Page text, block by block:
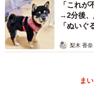
「これ
→2分後、
「ぬいぐ
梨木 香奈
ま